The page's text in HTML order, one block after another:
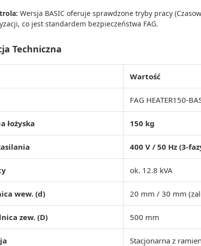
Wersja BASIC oferuje sprawdzone tryby pracy
co jest standardem bezpieczeństwa FAG.
Techniczna
Wartość
FAG HEATER150-
łożyska 150 kg
400 V / 50 Hz (3-
ok. 12.8 kVA
wew. (d) 20 mm / 30 mm
zew. (D) 500 mm
Stacjonarna z